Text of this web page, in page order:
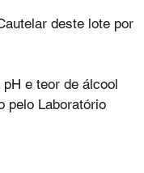
deste lote por
e teor de álcool
pelo Laboratório